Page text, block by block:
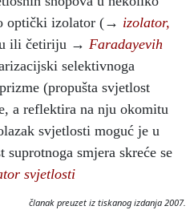
optički izolator (→ izolator,
ili četiriju → Faradayevih
selektivnoga
(propušta svjetlost
a reflektira na nju okomitu
svjetlosti moguć je u
smjera skreće se
svjetlosti
članak preuzet iz tiskanog izdanja 2007.